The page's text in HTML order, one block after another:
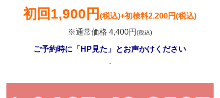
初回1,900円(税込)+初検料2,200円(税込)
※通常価格 4,400円 (税込)
ご予約時に「HP見た」とお声かけください
.